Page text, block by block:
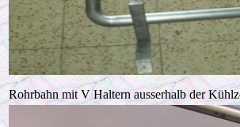
Rohrbahn mit V Haltern ausserhalb der